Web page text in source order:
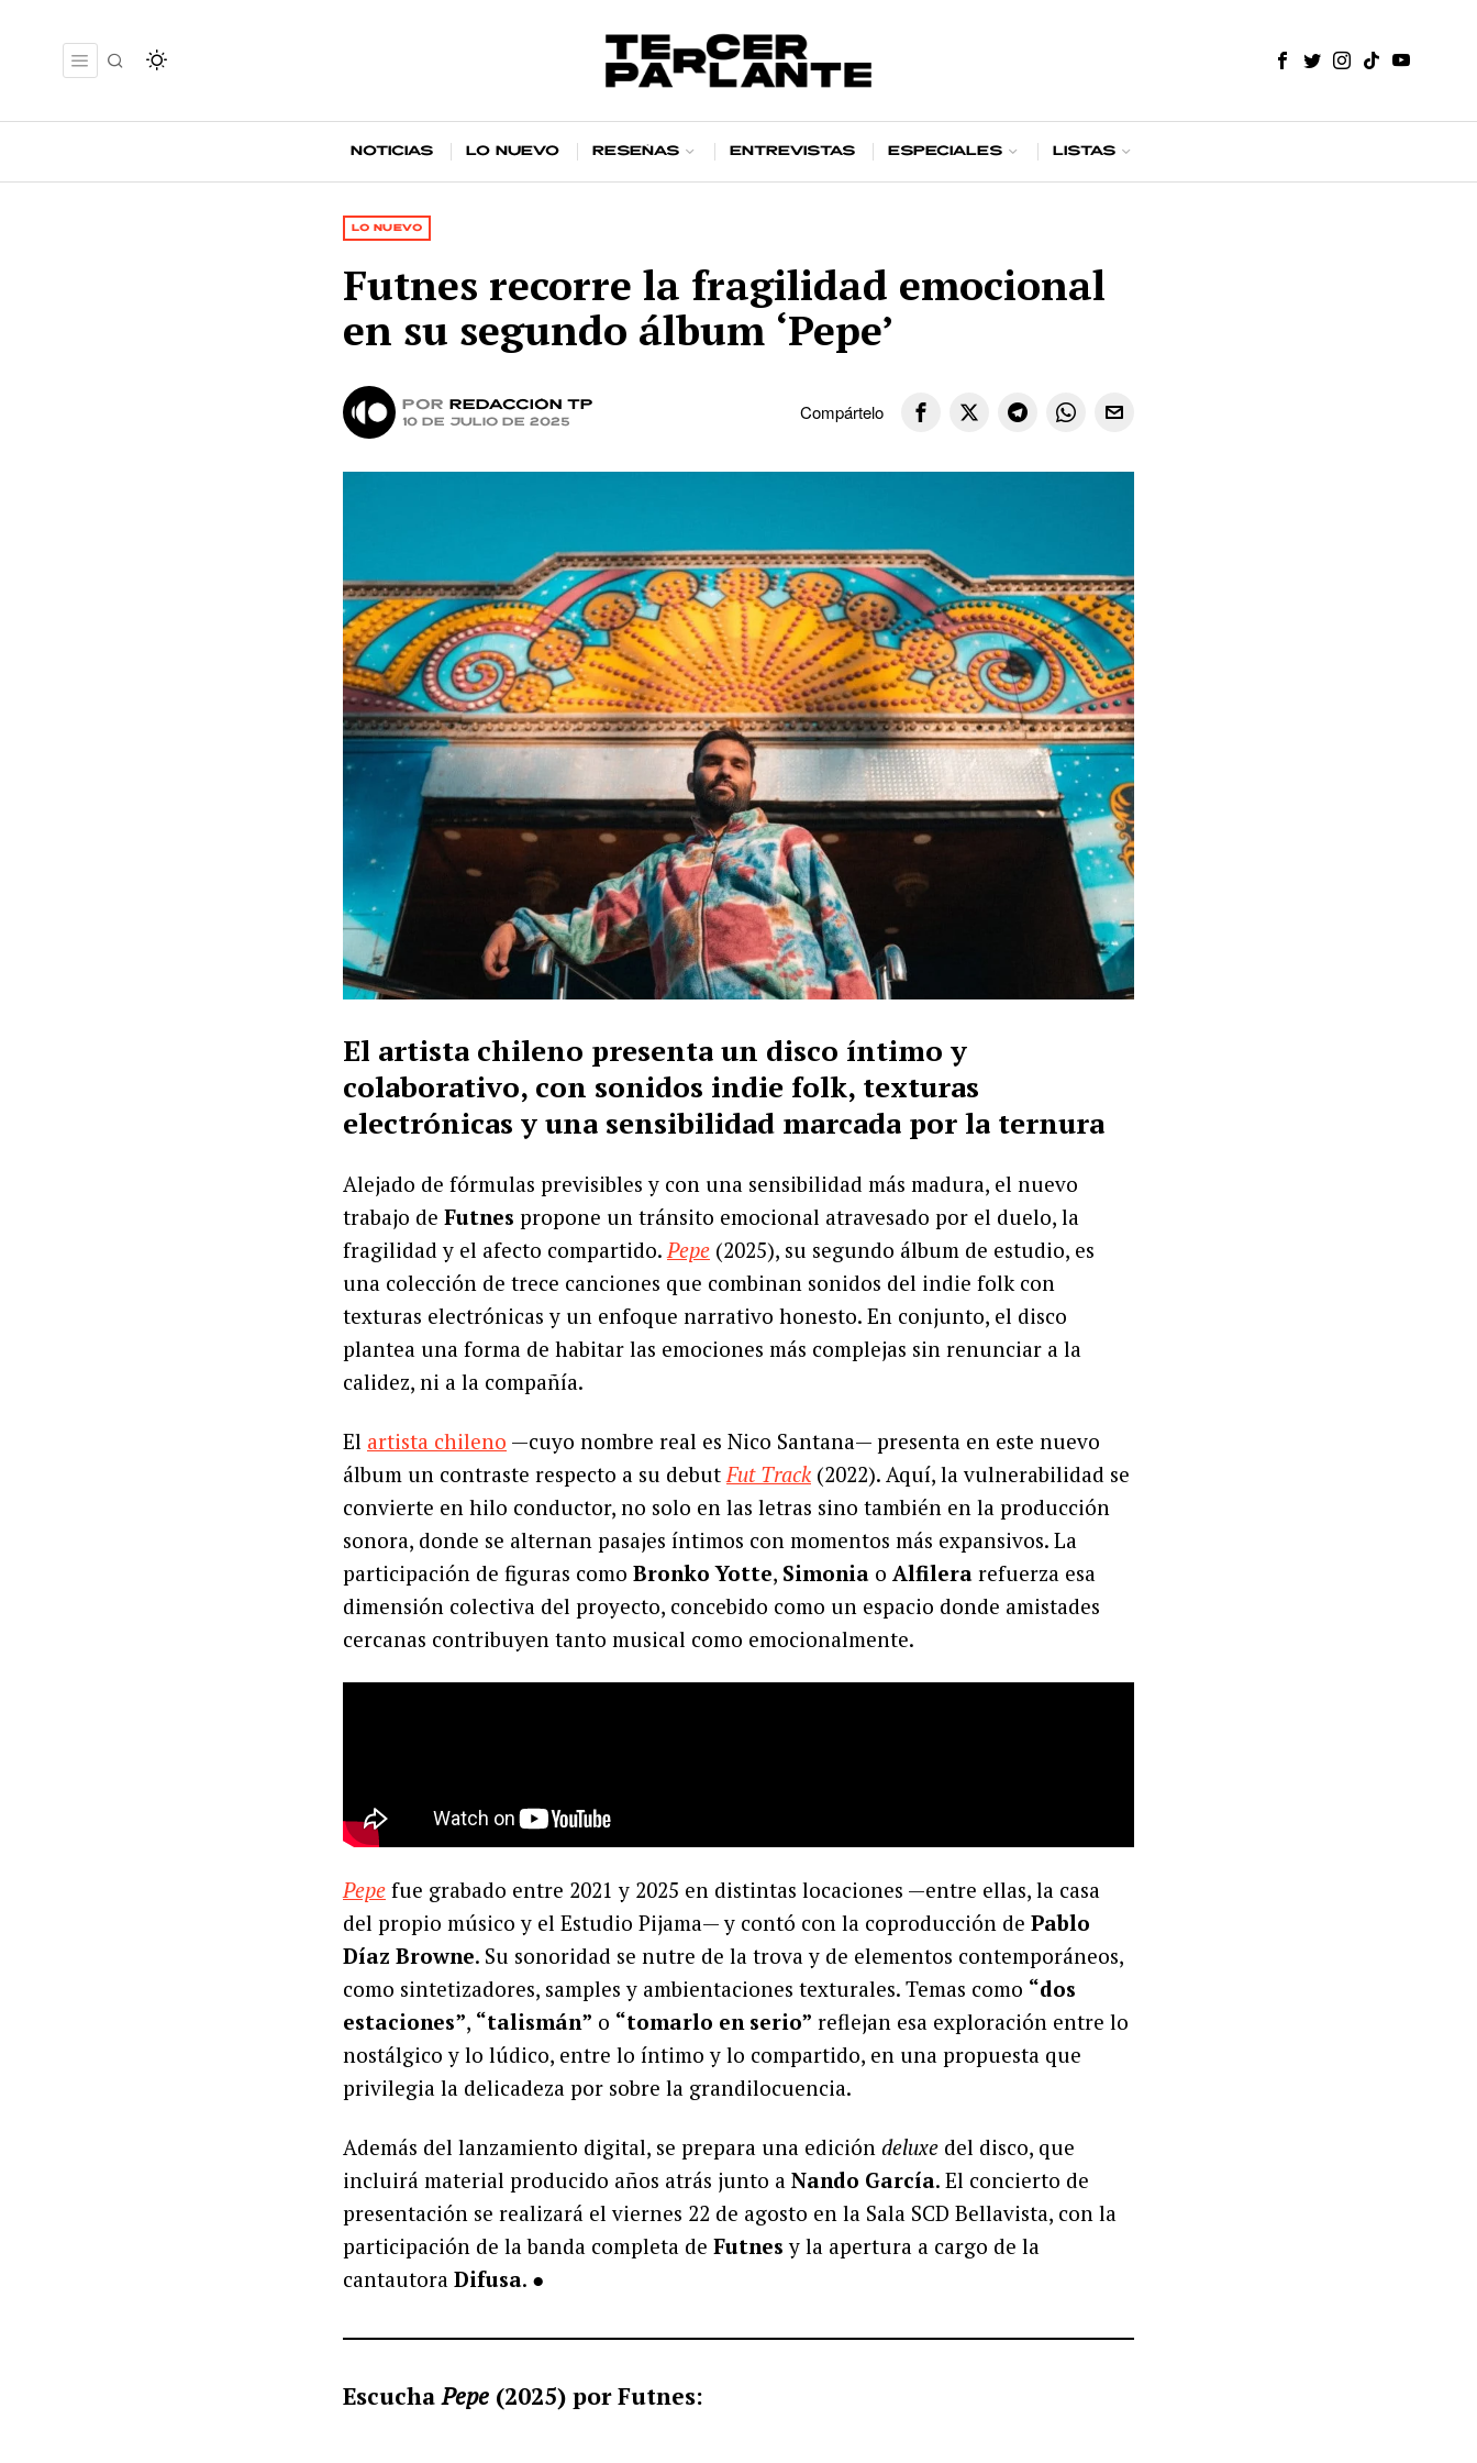
Noticias Lo nuevo Reseñas Entrevistas Especiales Listas
LO NUEVO
Futnes recorre la fragilidad emocional
en su segundo álbum ‘Pepe’
por Redacción TP
10 de julio de 2025 Compártelo
El artista chileno presenta un disco íntimo y
colaborativo, con sonidos indie folk, texturas
electrónicas y una sensibilidad marcada por la ternura
Alejado de fórmulas previsibles y con una sensibilidad más madura, el nuevo
trabajo de Futnes propone un tránsito emocional atravesado por el duelo, la
fragilidad y el afecto compartido.Pepe (2025), su segundo álbum de estudio, es
una colección de trece canciones que combinan sonidos del indie folk con
texturas electrónicas y un enfoque narrativo honesto. En conjunto, el disco
plantea una forma de habitar las emociones más complejas sin renunciar a la
calidez, ni a la compañía.
El artista chileno —cuyo nombre real es Nico Santana— presenta en este nuevo
álbum un contraste respecto a su debutFut Track (2022). Aquí, la vulnerabilidad se
convierte en hilo conductor, no solo en las letras sino también en la producción
sonora, donde se alternan pasajes íntimos con momentos más expansivos. La
participación de figuras como Bronko Yotte, Simonia o Alfilera refuerza esa
dimensión colectiva del proyecto, concebido como un espacio donde amistades
cercanas contribuyen tanto musical como emocionalmente.
Pepe fue grabado entre 2021 y 2025 en distintas locaciones —entre ellas, la casa
del propio músico y el Estudio Pijama— y contó con la coproducción de Pablo
Díaz Browne. Su sonoridad se nutre de la trova y de elementos contemporáneos,
como sintetizadores, samples y ambientaciones texturales. Temas como “dos
estaciones”, “talismán” o “tomarlo en serio” reflejan esa exploración entre lo
nostálgico y lo lúdico, entre lo íntimo y lo compartido, en una propuesta que
privilegia la delicadeza por sobre la grandilocuencia.
Además del lanzamiento digital, se prepara una edición deluxe del disco, que
incluirá material producido años atrás junto a Nando García. El concierto de
presentación se realizará el viernes 22 de agosto en la Sala SCD Bellavista, con la
participación de la banda completa de Futnes y la apertura a cargo de la
cantautora Difusa. ●
EscuchaPepe (2025) por Futnes: